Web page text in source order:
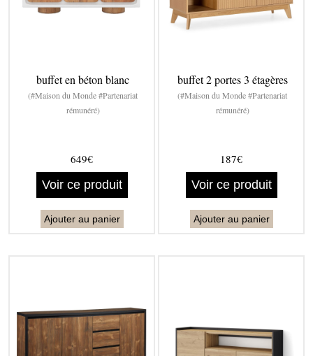
buffet en béton blanc
(#Maison du Monde #Partenariat
rémunéré)
649€
Voir ce produit
Ajouter au panier
buffet 2 portes 3 étagères
(#Maison du Monde #Partenariat
rémunéré)
187€
Voir ce produit
Ajouter au panier